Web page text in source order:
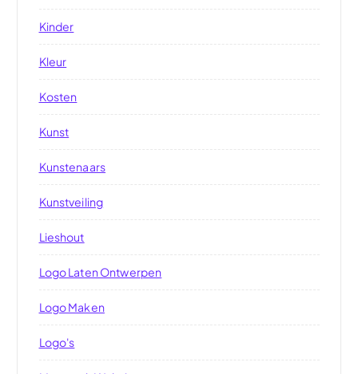
Kinder
Kleur
Kosten
Kunst
Kunstenaars
Kunstveiling
Lieshout
Logo Laten Ontwerpen
Logo Maken
Logo's